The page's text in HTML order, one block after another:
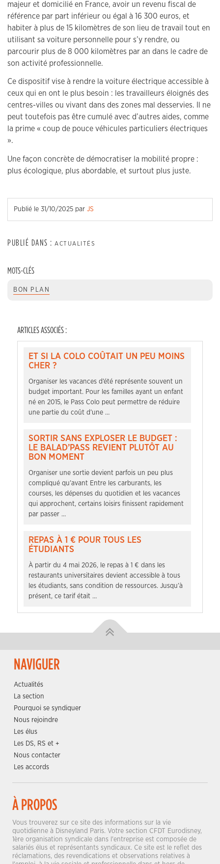
majeur et domicilié en France, avoir un revenu fiscal de
référence par part inférieur ou égal à 16 300 euros, et
habiter à plus de 15 kilomètres de son lieu de travail tout en
utilisant sa voiture personnelle pour s’y rendre, ou
parcourir plus de 8 000 kilomètres par an dans le cadre de
son activité professionnelle.
Ce dispositif vise à rendre la voiture électrique accessible à
ceux qui en ont le plus besoin : les travailleurs éloignés des
centres-villes ou vivant dans des zones mal desservies. Il ne
peut toutefois pas être cumulé avec d’autres aides, comme
la prime « coup de pouce véhicules particuliers électriques
».
Une façon concrète de démocratiser la mobilité propre :
plus écologique, plus abordable, et surtout plus juste.
Publié le 31/10/2025 par JS
PUBLIÉ DANS : ACTUALITÉS
MOTS-CLÉS
BON PLAN
ARTICLES ASSOCIÉS :
ET SI LA COLO COÛTAIT UN PEU MOINS
CHER ?
Organiser les vacances d’été représente souvent un
budget important. Pour les familles ayant un enfant
né en 2015, le Pass Colo peut permettre de réduire
une partie du coût d’une …
SORTIR SANS EXPLOSER LE BUDGET :
LE BALAD’PASS REVIENT PLUTÔT AU
BON MOMENT
Organiser une sortie devient parfois un peu plus
compliqué qu’avant Entre les carburants, les
courses, les dépenses du quotidien et les vacances
qui approchent, certains loisirs finissent rapidement
par passer …
REPAS À 1 € POUR TOUS LES
ÉTUDIANTS
À partir du 4 mai 2026, le repas à 1 € dans les
restaurants universitaires devient accessible à tous
les étudiants, sans condition de ressources. Jusqu’à
présent, ce tarif était …
NAVIGUER
Actualités
La section
Pourquoi se syndiquer
Nous rejoindre
Les élus
Les DS, RS et +
Nous contacter
Les accords
À PROPOS
Vous trouverez sur ce site des informations sur la vie
quotidienne à Disneyland Paris. Votre section CFDT Eurodisney,
1ère organisation syndicale dans l'entreprise est composée de
salariés élus et représentants syndicaux. Ce site est le reflet des
réclamations, des revendications et observations relatives à